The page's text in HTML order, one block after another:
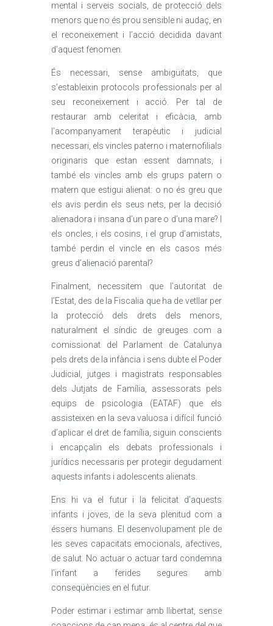
mental i serveis socials, de protecció dels
menors que no és prou sensible ni audaç, en
el reconeixement i l’acció decidida davant
d’aquest fenomen.
És necessari, sense ambigüitats, que
s’estableixin protocols professionals per al
seu reconeixement i acció. Per tal de
restaurar amb celeritat i eficàcia, amb
l’acompanyament terapèutic i judicial
necessari, els vincles paterno i maternofilials
originaris que estan essent damnats, i
també els vincles amb els grups patern o
matern que estigui alienat: o no és greu que
els avis perdin els seus nets, per la decisió
alienadora i insana d’un pare o d’una mare? I
els oncles, i els cosins, i el grup d’amistats,
també perdin el vincle en els casos més
greus d’alienació parental?
Finalment, necessitem que l’autoritat de
l’Estat, des de la Fiscalia que ha de vetllar per
la protecció dels drets dels menors,
naturalment el síndic de greuges com a
comissionat del Parlament de Catalunya
pels drets de la infància i sens dubte el Poder
Judicial, jutges i magistrats responsables
dels Jutjats de Família, assessorats pels
equips de psicologia (EATAF) que els
assisteixen en la seva valuosa i difícil funció
d’aplicar el dret de família, siguin conscients
i encapçalin els debats professionals i
jurídics necessaris per protegir degudament
aquests infants i adolescents alienats.
Ens hi va el futur i la felicitat d’aquests
infants i joves, de la seva plenitud com a
éssers humans. El desenvolupament ple de
les seves capacitats emocionals, afectives,
de salut. No actuar o actuar tard condemna
l’infant a ferides segures amb
conseqüències en el futur.
Poder estimar i estimar amb llibertat, sense